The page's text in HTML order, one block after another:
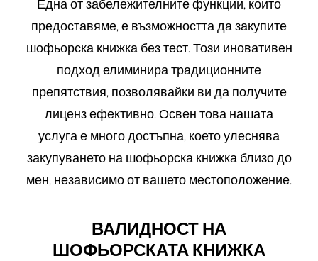
Една от забележителните функции, които
предоставяме, е възможността да закупите
шофьорска книжка без тест. Този иновативен
подход елиминира традиционните
препятствия, позволявайки ви да получите
лиценз ефективно. Освен това нашата
услуга е много достъпна, което улеснява
закупуването на шофьорска книжка близо до
мен, независимо от вашето местоположение.
ВАЛИДНОСТ НА
ШОФЬОРСКАТА КНИЖКА